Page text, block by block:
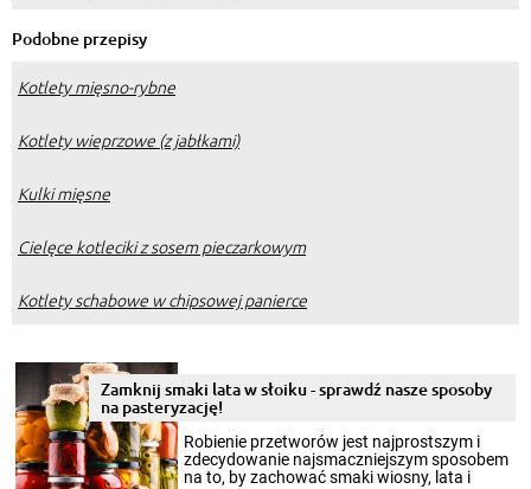
Podobne przepisy
Kotlety mięsno-rybne
Kotlety wieprzowe (z jabłkami)
Kulki mięsne
Cielęce kotleciki z sosem pieczarkowym
Kotlety schabowe w chipsowej panierce
Zamknij smaki lata w słoiku - sprawdź nasze sposoby
na pasteryzację!
Robienie przetworów jest najprostszym i
zdecydowanie najsmaczniejszym sposobem
na to, by zachować smaki wiosny, lata i